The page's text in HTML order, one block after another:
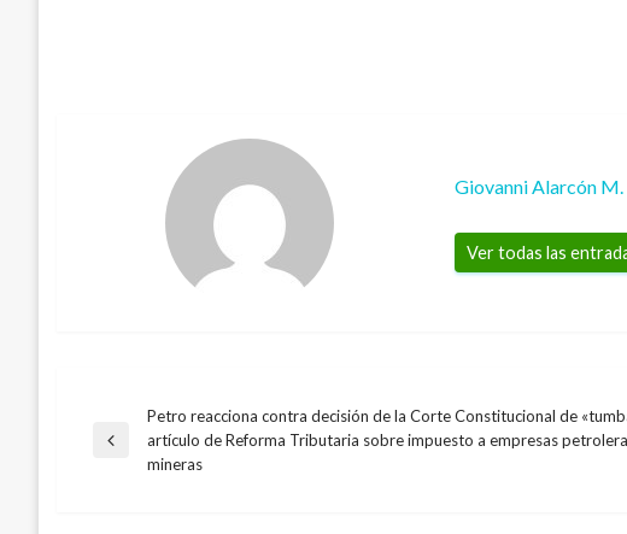
Giovanni Alarcón M.
Ver todas las
Navegación
Entrada
anterior
Petro reacciona contra decisión de la Corte Constitucional de
artículo de Reforma Tributaria sobre impuesto a empresas
mineras